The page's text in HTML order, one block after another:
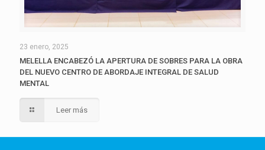
23 enero, 2025
MELELLA ENCABEZÓ LA APERTURA DE SOBRES PARA LA OBRA
DEL NUEVO CENTRO DE ABORDAJE INTEGRAL DE SALUD
MENTAL
Leer más